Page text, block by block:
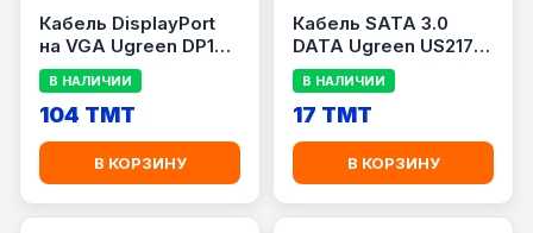
Кабель DisplayPort
на VGA Ugreen DP105
FULL HD /1.5metr
В НАЛИЧИИ
104 TMT
В КОРЗИНУ
Кабель SATA 3.0
DATA Ugreen US217
(Угловой разъем)
В НАЛИЧИИ
17 TMT
В КОРЗИНУ